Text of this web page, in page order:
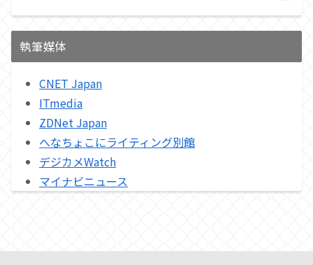
執筆媒体
CNET Japan
ITmedia
ZDNet Japan
へなちょこにライティング別館
デジカメWatch
マイナビニュース